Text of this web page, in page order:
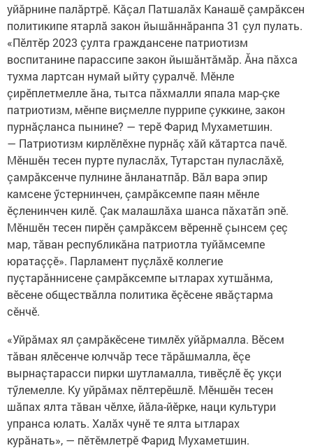
уйăрнине палăртрӗ. Кăçал Патшалăх Канашӗ çамрăксен
политикипе ятарлă закон йышăннăранпа 31 çул пулать.
«Пӗлтӗр 2023 çулта граждансене патриотизм
воспитанине парассипе закон йышăнтăмăр. Ăна пăхса
тухма лартсан нумай ыйту çуралчӗ. Мӗнле
çирӗплетмелле ăна, тытса пăхмалли япала мар-çке
патриотизм, мӗнпе виçмелле пуррипе çуккине, закон
пурнăçланса пынине? — терӗ Фарид Мухаметшин.
— Патриотизм кирлӗлӗхне пурнăç хăй кăтартса пачӗ.
Мӗншӗн тесен пурте пуласлăх, Тутарстан пуласлăхӗ,
çамрăксенче пулнине ăнланатпăр. Вăл вара эпир
камсене ӳстернинчен, çамрăксемпе паян мӗнле
ӗçленинчен килӗ. Çак малашлăха шанса пăхатăп эпӗ.
Мӗншӗн тесен пирӗн çамрăксем вӗреннӗ çынсем çеç
мар, тăван республикăна патриотла туйăмсемпе
юратаççӗ». Парламент пуçлăхӗ коллегие
пуçтарăннисене çамрăксемпе ытларах хутшăнма,
вӗсене обществăлла политика ӗçӗсене явăçтарма
сӗнчӗ.
«Уйрăмах ял çамрăкӗсене тимлӗх уйăрмалла. Вӗсем
тăван ялӗсенче юлччăр тесе тăрăшмалла, ӗçе
вырнаçтарасси пирки шутламалла, тивӗçлӗ ӗç укçи
тӳлемелле. Ку уйрăмах пӗлтерӗшлӗ. Мӗншӗн тесен
шăпах ялта тăван чӗлхе, йăла-йӗрке, наци культури
упранса юлать. Халăх чунӗ те ялта ытларах
курăнать», — пӗтӗмлетрӗ Фарид Мухаметшин.